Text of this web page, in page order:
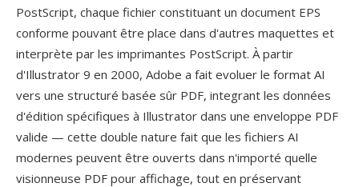
PostScript, chaque fichier constituant un document EPS
conforme pouvant être place dans d'autres maquettes et
interprète par les imprimantes PostScript. À partir
d'Illustrator 9 en 2000, Adobe a fait evoluer le format AI
vers une structuré basée sûr PDF, integrant les données
d'édition spécifiques à Illustrator dans une enveloppe PDF
valide — cette double nature fait que les fichiers AI
modernes peuvent être ouverts dans n'importé quelle
visionneuse PDF pour affichage, tout en préservant